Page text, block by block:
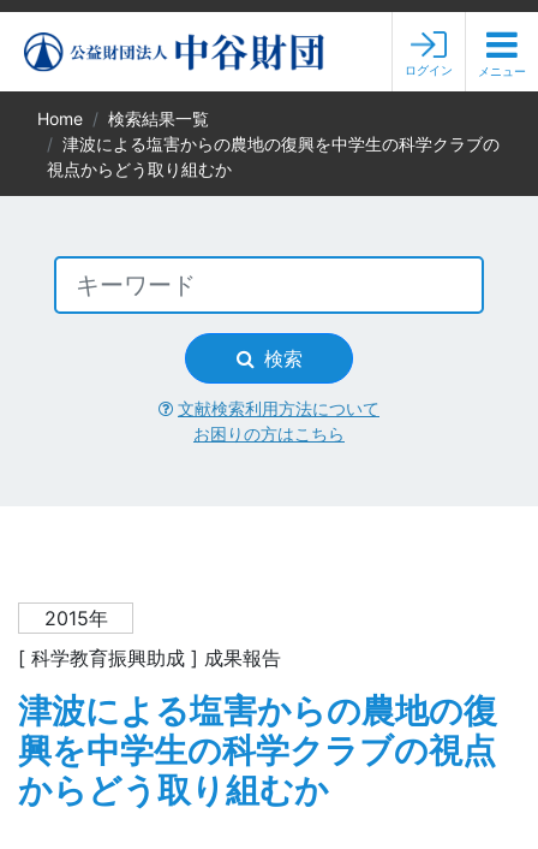
ログイン メニュー
Home
検索結果一覧
津波による塩害からの農地の復興を中学生の科学クラブの
視点からどう取り組むか
検索
文献検索利用方法について
お困りの方はこちら
2015年
[ 科学教育振興助成 ] 成果報告
津波による塩害からの農地の復
興を中学生の科学クラブの視点
からどう取り組むか